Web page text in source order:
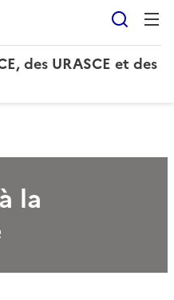
des URASCE et des
la